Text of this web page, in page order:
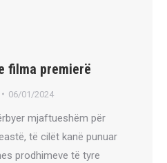
filma premierë
06/01/2024
mjaftueshëm për
të cilët kanë punuar
prodhimeve të tyre